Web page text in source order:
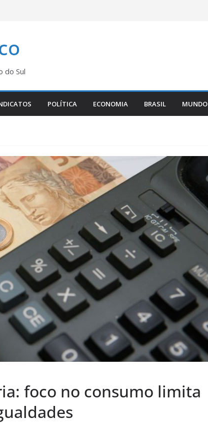
do Sul
POLÍTICA ECONOMIA BRASIL MUNDO
foco no consumo limita